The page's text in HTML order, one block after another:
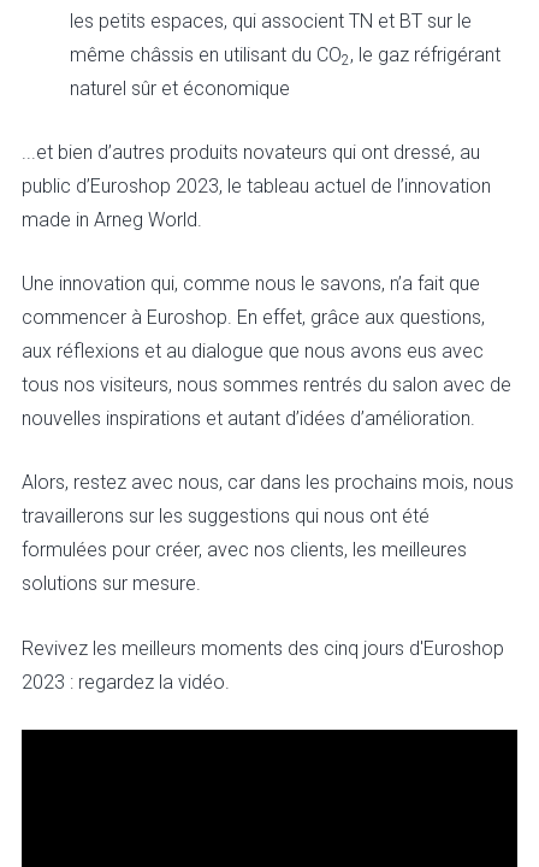
les petits espaces, qui associent TN et BT sur le
même châssis en utilisant du CO2, le gaz réfrigérant
naturel sûr et économique
...et bien d’autres produits novateurs qui ont dressé, au
public d’Euroshop 2023, le tableau actuel de l’innovation
made in Arneg World.
Une innovation qui, comme nous le savons, n’a fait que
commencer à Euroshop. En effet, grâce aux questions,
aux réflexions et au dialogue que nous avons eus avec
tous nos visiteurs, nous sommes rentrés du salon avec de
nouvelles inspirations et autant d’idées d’amélioration.
Alors, restez avec nous, car dans les prochains mois, nous
travaillerons sur les suggestions qui nous ont été
formulées pour créer, avec nos clients, les meilleures
solutions sur mesure.
Revivez les meilleurs moments des cinq jours d'Euroshop
2023 : regardez la vidéo.